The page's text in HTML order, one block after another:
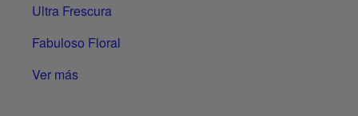
Ultra Frescura
Fabuloso Floral
Ver más